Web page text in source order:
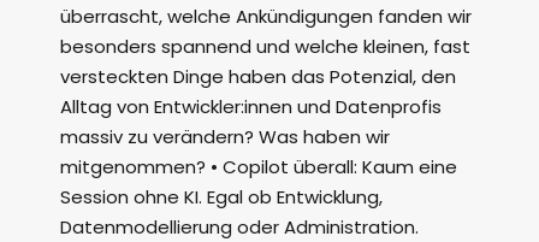
überrascht, welche Ankündigungen fanden wir
besonders spannend und welche kleinen, fast
versteckten Dinge haben das Potenzial, den
Alltag von Entwickler:innen und Datenprofis
massiv zu verändern? Was haben wir
mitgenommen? • Copilot überall: Kaum eine
Session ohne KI. Egal ob Entwicklung,
Datenmodellierung oder Administration.